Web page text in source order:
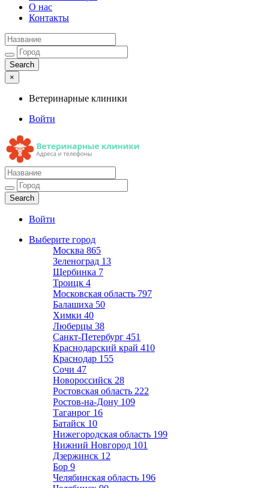
О нас
Контакты
×
Ветеринарные клиники
Войти
Ветеринарные клиники
Адреса и телефоны
Войти
Выберите город
Москва 865
Зеленоград 13
Щербинка 7
Троицк 4
Московская область 797
Балашиха 50
Химки 40
Люберцы 38
Санкт-Петербург 451
Краснодарский край 410
Краснодар 155
Сочи 47
Новороссийск 28
Ростовская область 222
Ростов-на-Дону 109
Таганрог 16
Батайск 10
Нижегородская область 199
Нижний Новгород 101
Дзержинск 12
Бор 9
Челябинская область 196